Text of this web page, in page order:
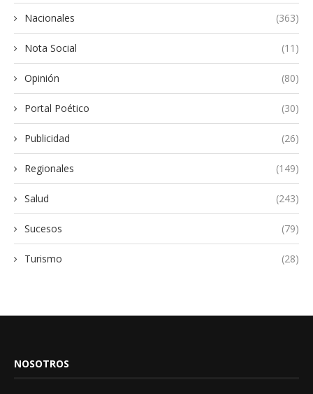
Nacionales (363)
Nota Social (11)
Opinión (80)
Portal Poético (30)
Publicidad (26)
Regionales (149)
Salud (243)
Sucesos (79)
Turismo (28)
NOSOTROS